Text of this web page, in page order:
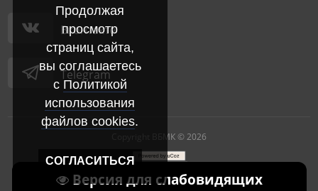
Версия для слабовидящих
Вконтакте
Telegram
Copyright ВБМК © 2026
Продолжая
просмотр
страниц сайта,
вы соглашаетесь
с Политикой
использования
файлов cookies.
СОГЛАСИТЬСЯ